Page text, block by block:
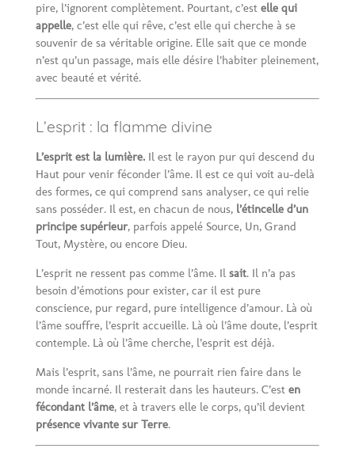
pire, l’ignorent complètement. Pourtant, c’est elle qui
appelle, c’est elle qui rêve, c’est elle qui cherche à se
souvenir de sa véritable origine. Elle sait que ce monde
n’est qu’un passage, mais elle désire l’habiter pleinement,
avec beauté et vérité.
L’esprit : la flamme divine
L’esprit est la lumière.Il est le rayon pur qui descend du
Haut pour venir féconder l’âme. Il est ce qui voit au-delà
des formes, ce qui comprend sans analyser, ce qui relie
sans posséder. Il est, en chacun de nous, l’étincelle d’un
principe supérieur, parfois appelé Source, Un, Grand
Tout, Mystère, ou encore Dieu.
L’esprit ne ressent pas comme l’âme. Il sait. Il n’a pas
besoin d’émotions pour exister, car il est pure
conscience, pur regard, pure intelligence d’amour. Là où
l’âme souffre, l’esprit accueille. Là où l’âme doute, l’esprit
contemple. Là où l’âme cherche, l’esprit est déjà.
Mais l’esprit, sans l’âme, ne pourrait rien faire dans le
monde incarné. Il resterait dans les hauteurs. C’est en
fécondant l’âme, et à travers elle le corps, qu’il devient
présence vivante sur Terre.